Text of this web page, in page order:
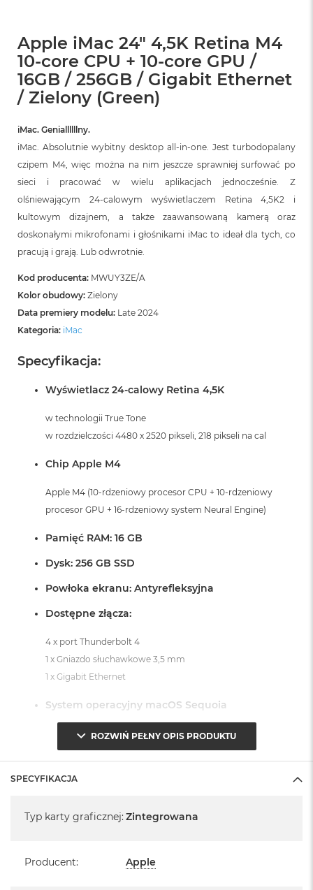
Apple iMac 24" 4,5K Retina M4
10-core CPU + 10-core GPU /
16GB / 256GB / Gigabit Ethernet
/ Zielony (Green)
iMac. Geniallllllny.
iMac. Absolutnie wybitny desktop all‑in‑one. Jest turbodopalany
czipem M4, więc można na nim jeszcze sprawniej surfować po
sieci i pracować w wielu aplikacjach jednocześnie. Z
olśniewającym 24‑calowym wyświetlaczem Retina 4,5K2 i
kultowym dizajnem, a także zaawansowaną kamerą oraz
doskonałymi mikrofonami i głośnikami iMac to ideał dla tych, co
pracują i grają. Lub odwrotnie.
Kod producenta: MWUY3ZE/A
Kolor obudowy: Zielony
Data premiery modelu: Late 2024
Kategoria: iMac
Specyfikacja:
Wyświetlacz 24-calowy Retina 4,5K
w technologii True Tone
w rozdzielczości 4480 x 2520 pikseli, 218 pikseli na cal
Chip Apple M4
Apple M4 (10-rdzeniowy procesor CPU + 10-rdzeniowy
procesor GPU + 16-rdzeniowy system Neural Engine)
Pamięć RAM: 16 GB
Dysk: 256 GB SSD
Powłoka ekranu: Antyrefleksyjna
Dostępne złącza:
4 x port Thunderbolt 4
1 x Gniazdo słuchawkowe 3,5 mm
1 x Gigabit Ethernet
System operacyjny macOS Sequoia
- lub nowszy, z darmową aktualizacją.
Informacje o produkcie:
ROZWIŃ PEŁNY OPIS PRODUKTU
SPECYFIKACJA
Typ karty graficznej: Zintegrowana
Producent: Apple